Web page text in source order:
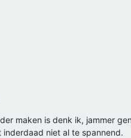
maken is denk ik, jammer
inderdaad niet al te spannend.